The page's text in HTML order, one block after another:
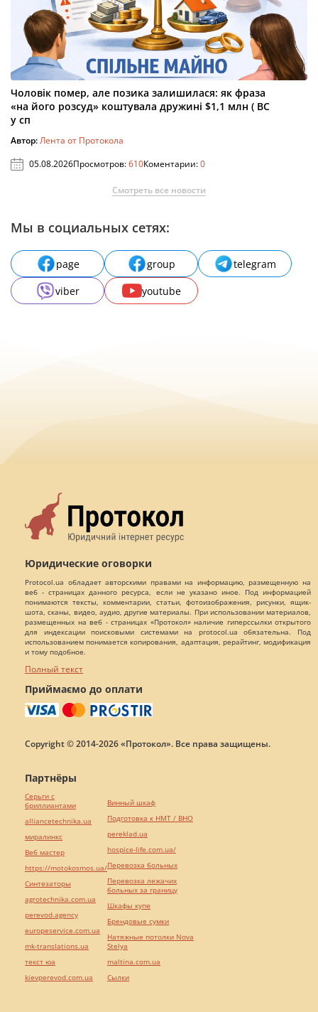
Чоловік помер, але позика залишилася: як фраза
«на його розсуд» коштувала дружині $1,1 млн ( ВС
у сп
Автор:Лента от Протокола
05.08.2026Просмотров:610Коментарии:0
Смотреть все новости
Мы в социальных сетях:
page group
telegram
viber
youtube
Юридические оговорки
Protocol.ua обладает авторскими правами на информацию, размещенную на
веб - страницах данного ресурса, если не указано иное. Под информацией
понимаются тексты, комментарии, статьи, фотоизображения, рисунки, ящик-
шота, сканы, видео, аудио, другие материалы. При использовании материалов,
размещенных на веб - страницах «Протокол» наличие гиперссылки открытого
для индексации поисковыми системами на protocol.ua обязательна. Под
использованием понимается копирования, адаптация, рерайтинг, модификация
и тому подобное.
Полный текст
Приймаємо до оплати
Copyright © 2014-2026 «Протокол». Все права защищены.
Партнёры
Серьги с
бриллиантами
alliancetechnika.ua
миралинкс
Веб мастер
https://motokosmos.ua/
Синтезаторы
agrotechnika.com.ua
perevod.agency
europeservice.com.ua
mk-translations.ua
текст юа
kievperevod.com.ua
Винный шкаф
Подготовка к НМТ / ВНО
pereklad.ua
hospice-life.com.ua/
Перевозка больных
Перевозка лежачих
больных за границу
Шкафы купе
Брендовые сумки
Натяжные потолки Nova
Stelya
maltina.com.ua
Cылки